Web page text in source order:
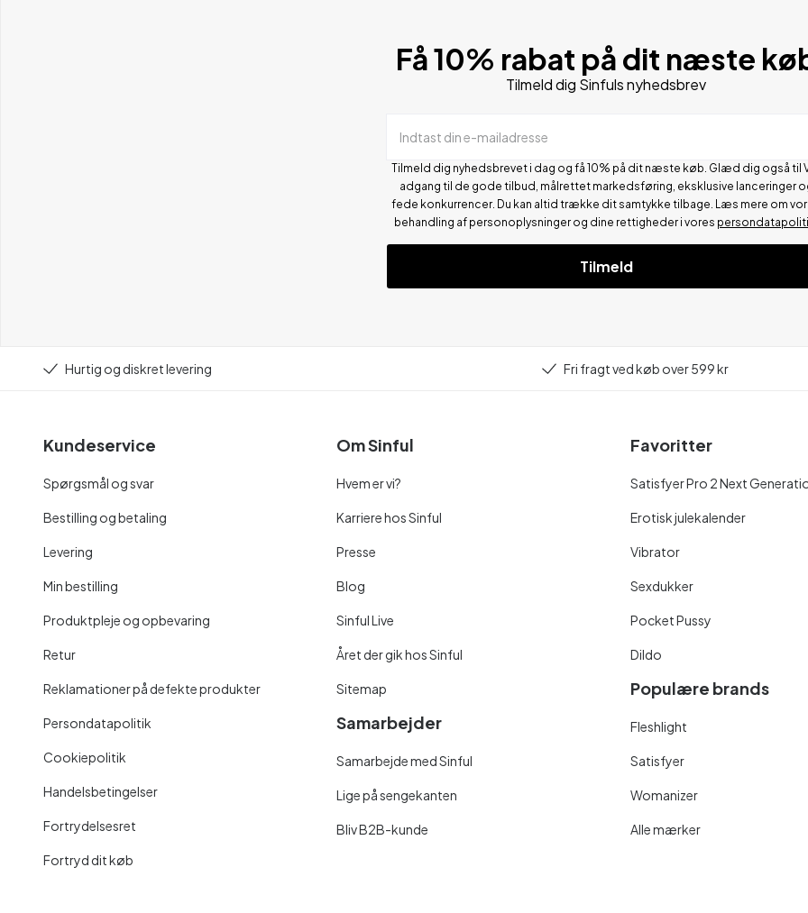
Få 10% rabat på dit næste
Tilmeld dig Sinfuls nyhedsbrev
Indtast din e-mailadresse
Tilmeld dig nyhedsbrevet i dag og få 10% på dit næste køb. Glæd dig også til
adgang til de gode tilbud, målrettet markedsføring, eksklusive lanceringer
fede konkurrencer. Du kan altid trække dit samtykke tilbage. Læs mere om
behandling af personoplysninger og dine rettigheder i vores
Tilmeld
Hurtig og diskret levering Fri fragt ved køb over 599 kr
Kundeservice
Spørgsmål og svar
Bestilling og betaling
Levering
Min bestilling
Produktpleje og opbevaring
Retur
Reklamationer på defekte produkter
Persondatapolitik
Cookiepolitik
Handelsbetingelser
Fortrydelsesret
Fortryd dit køb
Om Sinful
Hvem er vi?
Karriere hos Sinful
Presse
Blog
Sinful Live
Året der gik hos Sinful
Sitemap
Samarbejder
Samarbejde med Sinful
Lige på sengekanten
Bliv B2B-kunde
Favoritter
Satisfyer Pro 2 Next
Erotisk julekalender
Vibrator
Sexdukker
Pocket Pussy
Dildo
Populære brands
Fleshlight
Satisfyer
Womanizer
Alle mærker